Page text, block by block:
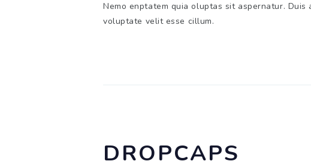
Nemo enptatem quia oluptas sit aspernatur.
voluptate velit esse cillum.
DROPCAPS